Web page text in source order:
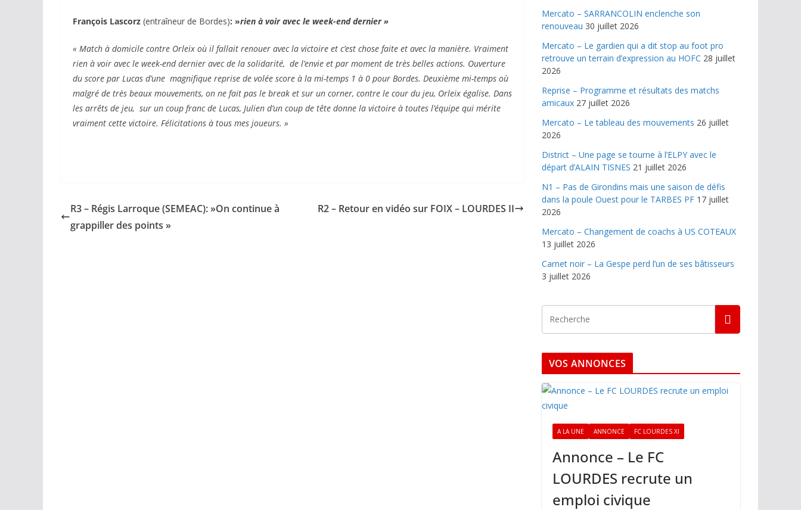
François Lascorz (entraîneur de Bordes): »rien à voir avec le week-end dernier »
« Match à domicile contre Orleix où il fallait renouer avec la victoire et c’est chose faite et avec la manière. Vraiment
rien à voir avec le week-end dernier avec de la solidarité, de l’envie et par moment de très belles actions. Ouverture
du score par Lucas d’une magnifique reprise de volée score à la mi-temps 1 à 0 pour Bordes. Deuxième mi-temps où
malgré de très beaux mouvements, on ne fait pas le break et sur un corner, contre le cour du jeu, Orleix égalise. Dans
les arrêts de jeu, sur un coup franc de Lucas, Julien d’un coup de tête donne la victoire à toutes l’équipe qui mérite
vraiment cette victoire. Félicitations à tous mes joueurs. »
R3 – Régis Larroque (SEMEAC): »On continue à
grappiller des points »
R2 – Retour en vidéo sur FOIX – LOURDES II
Mercato – SARRANCOLIN enclenche son
renouveau 30 juillet 2026
Mercato – Le gardien qui a dit stop au foot pro
retrouve un terrain d’expression au HOFC 28 juillet
2026
Reprise – Programme et résultats des matchs
amicaux 27 juillet 2026
Mercato – Le tableau des mouvements 26 juillet
2026
District – Une page se tourne à l’ELPY avec le
départ d’ALAIN TISNES 21 juillet 2026
N1 – Pas de Girondins mais une saison de défis
dans la poule Ouest pour le TARBES PF 17 juillet
2026
Mercato – Changement de coachs à US COTEAUX
13 juillet 2026
Carnet noir – La Gespe perd l’un de ses bâtisseurs
3 juillet 2026
VOS ANNONCES
A LA UNE ANNONCE FC LOURDES XI
Annonce – Le FC
LOURDES recrute un
emploi civique